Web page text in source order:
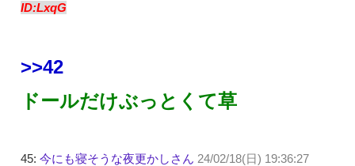
ID:LxqG
>>42
ドールだけぶっとくて草
45: 今にも寝そうな夜更かしさん 24/02/18(日) 19:36:27